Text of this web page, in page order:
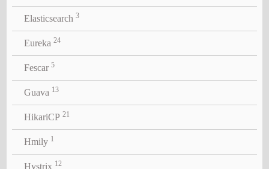
Elasticsearch 3
Eureka 24
Fescar 5
Guava 13
HikariCP 21
Hmily 1
Hystrix 12